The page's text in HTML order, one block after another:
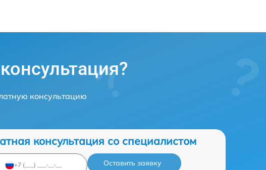
консультацию
консультация со специалистом
Оставить заявку